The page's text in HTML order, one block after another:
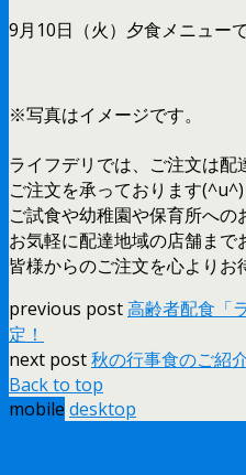
9月10日（火）夕食メニュー
※写真はイメージです。
ライフデリでは、ご注文は配
ご注文を承っております(^u^)
ご試食や幼稚園や保育所への
お気軽に配達地域の店舗ま
皆様からのご注文を心よりお
previous post高齢者配食「
定！
next post秋の行事食のご紹
Back to top
mobile desktop